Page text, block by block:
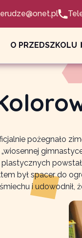
O PRZEDSZKOLU
pożegnało
„wiosennej
był spacer do
i